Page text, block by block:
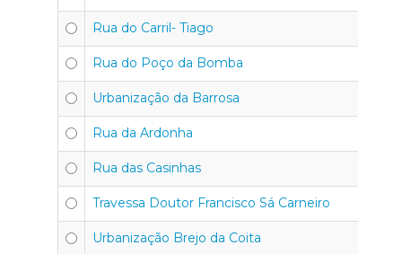
Rua do Carril- Tiago
Rua do Poço da Bomba
Urbanização da Barrosa
Rua da Ardonha
Rua das Casinhas
Travessa Doutor Francisco Sá Carneiro
Urbanização Brejo da Coita